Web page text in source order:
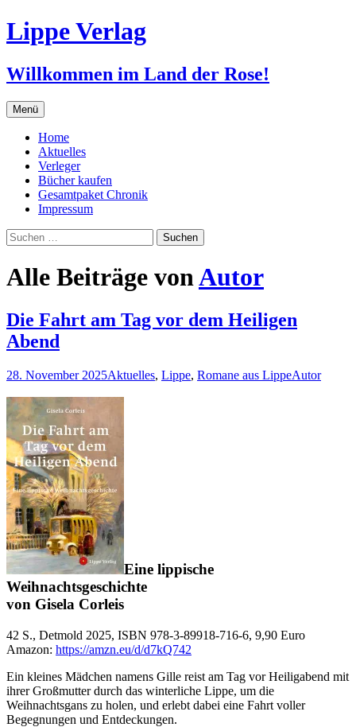
Zum
Inhalt
Lippe Verlag
Willkommen im Land der Rose!
Menü
Home
Aktuelles
Verleger
Bücher kaufen
Gesamtpaket Chronik
Impressum
Suchen
nach:
Alle Beiträge vonAutor
Die Fahrt am Tag vor dem Heiligen
Abend
28. November 2025Aktuelles, Lippe, Romane aus LippeAutor
Eine lippische
Weihnachtsgeschichte
von Gisela Corleis
42 S., Detmold 2025, ISBN 978-3-89918-716-6, 9,90 Euro
Amazon: https://amzn.eu/d/d7kQ742
Ein kleines Mädchen namens Gille reist am Tag vor Heiligabend mit
ihrer Großmutter durch das winterliche Lippe, um die
Weihnachtsgans zu holen, und erlebt dabei eine Fahrt voller
Begegnungen und Entdeckungen.